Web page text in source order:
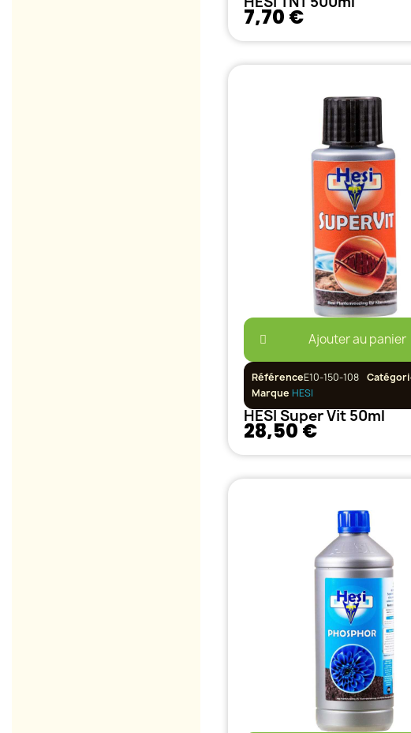
7,70 €
Ajouter au panier
RéférenceE10-150-108
Marque HESI
HESI Super Vit 50ml
28,50 €